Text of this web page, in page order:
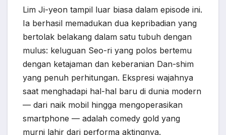
Lim Ji-yeon tampil luar biasa dalam episode ini.
Ia berhasil memadukan dua kepribadian yang
bertolak belakang dalam satu tubuh dengan
mulus: keluguan Seo-ri yang polos bertemu
dengan ketajaman dan keberanian Dan-shim
yang penuh perhitungan. Ekspresi wajahnya
saat menghadapi hal-hal baru di dunia modern
— dari naik mobil hingga mengoperasikan
smartphone — adalah comedy gold yang
murni lahir dari performa aktingnya.